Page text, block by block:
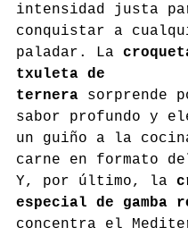
intensidad justa
conquistar a
paladar. La
txuleta de
ternera sorprende
sabor profundo y
un guiño a la
carne en formato
Y, por último, la
especial de gamba
concentra el